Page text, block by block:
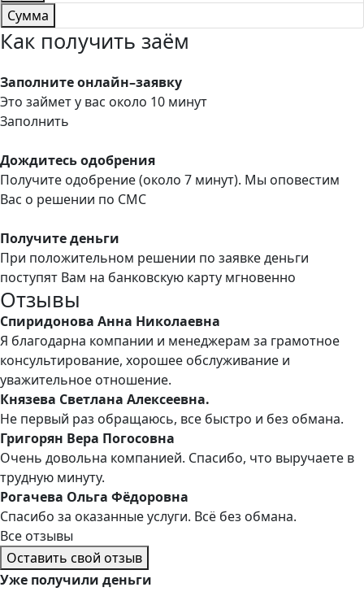
Сумма
Как получить заём
Заполните онлайн–заявку
Это займет у вас около 10 минут
Заполнить
Дождитесь одобрения
Получите одобрение (около 7 минут). Мы оповестим
Вас о решении по СМС
Получите деньги
При положительном решении по заявке деньги
поступят Вам на банковскую карту мгновенно
Отзывы
Спиридонова Анна Николаевна
Я благодарна компании и менеджерам за грамотное
консультирование, хорошее обслуживание и
уважительное отношение.
Князева Светлана Алексеевна.
Не первый раз обращаюсь, все быстро и без обмана.
Григорян Вера Погосовна
Очень довольна компанией. Спасибо, что выручаете в
трудную минуту.
Рогачева Ольга Фёдоровна
Спасибо за оказанные услуги. Всё без обмана.
Все отзывы
Оставить свой отзыв
Уже получили деньги